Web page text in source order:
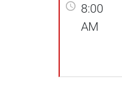
8:00
AM